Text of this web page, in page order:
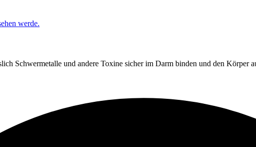
werde.
Schwermetalle und andere Toxine sicher im Darm binden und den Körper